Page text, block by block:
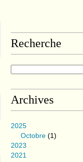
Recherche
Archives
2025
Octobre (1)
2023
2021